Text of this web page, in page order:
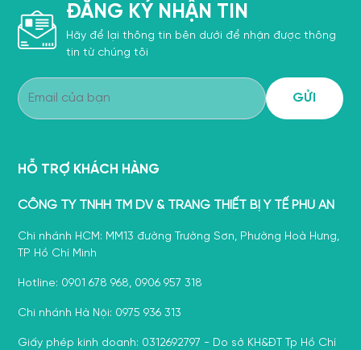
ĐĂNG KÝ NHẬN TIN
Hãy để lại thông tin bên dưới để nhận được thông
tin từ chúng tôi
HỖ TRỢ KHÁCH HÀNG
CÔNG TY TNHH TM DV & TRANG THIẾT BỊ Y TẾ PHÚ AN
Chi nhánh HCM: MM13 đường Trường Sơn, Phường Hoà Hưng,
TP Hồ Chí Minh
Hotline: 0901 678 968, 0906 957 318
Chi nhánh Hà Nội: 0975 936 313
Giấy phép kinh doanh: 0312692797 - Do sở KH&ĐT Tp Hồ Chí